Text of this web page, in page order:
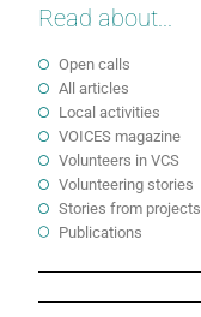
Read about...
Open calls
All articles
Local activities
VOICES magazine
Volunteers in VCS
Volunteering stories
Stories from projects
Publications